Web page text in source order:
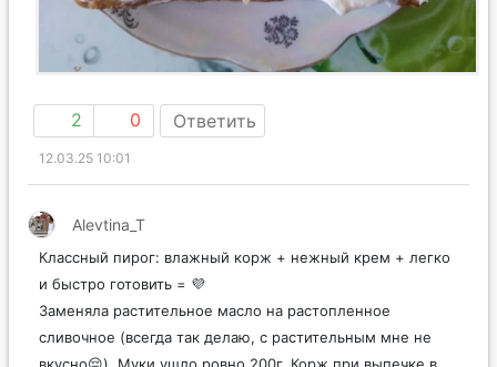
2 0 Ответить
12.03.25 10:01
Alevtina_T
Классный пирог: влажный корж + нежный крем + легко
и быстро готовить = 💜
Заменяла растительное масло на растопленное
сливочное (всегда так делаю, с растительным мне не